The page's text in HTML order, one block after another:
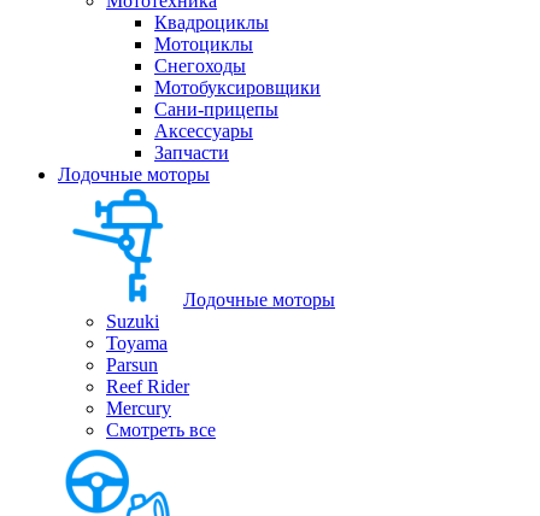
Квадроциклы
Мотоциклы
Снегоходы
Мотобуксировщики
Сани-прицепы
Аксессуары
Запчасти
Лодочные моторы
Лодочные моторы
Suzuki
Toyama
Parsun
Reef Rider
Mercury
Смотреть все